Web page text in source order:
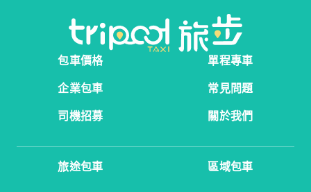
包車價格
單程專車
企業包車
常見問題
司機招募
關於我們
旅途包車 區域包車